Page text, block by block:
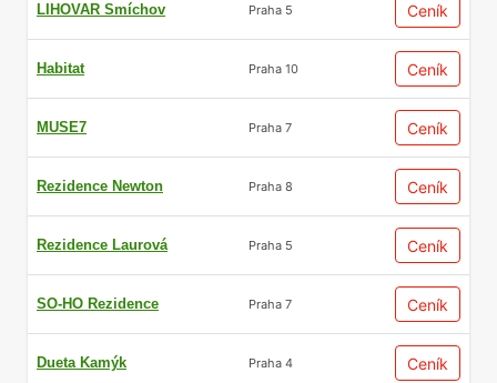
LIHOVAR Smíchov Praha 5 Ceník
Habitat Praha 10 Ceník
MUSE7 Praha 7 Ceník
Rezidence Newton Praha 8 Ceník
Rezidence Laurová Praha 5 Ceník
SO-HO Rezidence Praha 7 Ceník
Dueta Kamýk Praha 4 Ceník